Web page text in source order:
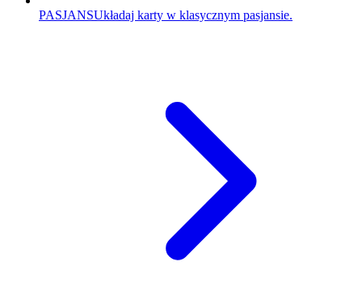
PASJANSUkładaj karty w klasycznym pasjansie.